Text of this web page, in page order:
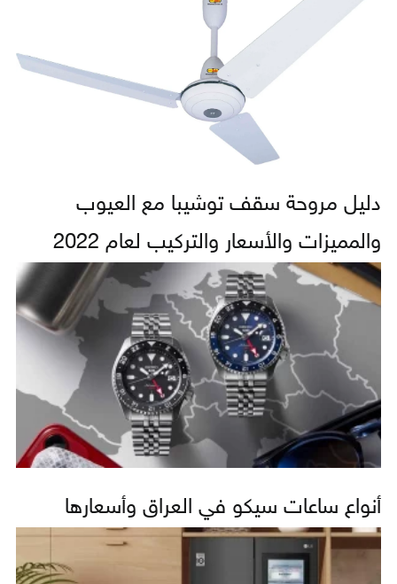
دليل مروحة سقف توشيبا مع العيوب
والمميزات والأسعار والتركيب لعام 2022
أنواع ساعات سيكو في العراق وأسعارها